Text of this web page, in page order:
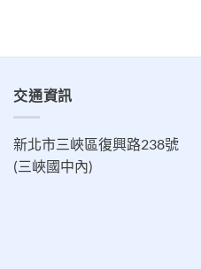
交通資訊
新北市三峽區復興路238號
(三峽國中內)